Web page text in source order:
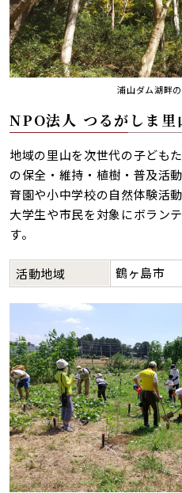
浦山ダム湖畔
NPO法人 つるがしま里
地域の里山を次世代の子ども
の保全・維持・植樹・普及活
育園や小中学校の自然体験活
大学生や市民を対象にボラン
す。
活動地域 鶴ヶ島市